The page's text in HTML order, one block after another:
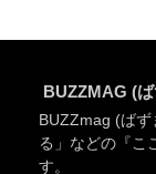
BUZZMAG (
BUZZmag (ば
る」などの『こ
す。